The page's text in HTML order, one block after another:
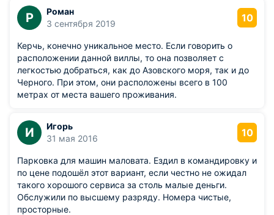
Р
Роман
3 сентября 2019
10
Керчь, конечно уникальное место. Если говорить о
расположении данной виллы, то она позволяет с
легкостью добраться, как до Азовского моря, так и до
Черного. При этом, они расположены всего в 100
метрах от места вашего проживания.
И
Игорь
31 мая 2016
10
Парковка для машин маловата. Ездил в командировку и
по цене подошёл этот вариант, если честно не ожидал
такого хорошого сервиса за столь малые деньги.
Обслужили по высшему разряду. Номера чистые,
просторные.